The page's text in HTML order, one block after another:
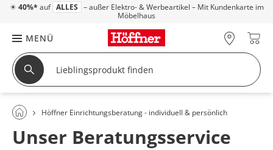
☀ 40%* auf ALLES – außer Elektro- & Werbeartikel – Mit Kundenkarte im
Möbelhaus
MENÜ
Höffner Einrichtungsberatung - individuell & persönlich
Unser Beratungsservice